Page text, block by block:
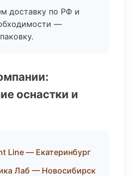
доставку по РФ и
—
оснастки и
Line — Екатеринбург
Лаб — Новосибирск